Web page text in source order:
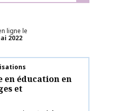
ligne le
2022
en éducation en
et